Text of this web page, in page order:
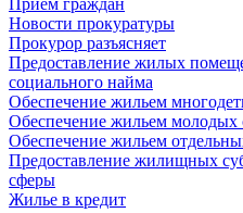
Прием граждан
Новости прокуратуры
Прокурор разъясняет
Предоставление жилых
социального найма
Обеспечение жильем
Обеспечение жильем молодых
Обеспечение жильем
Предоставление жилищных
сферы
Жилье в кредит